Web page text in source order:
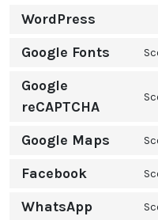
WordPress
Google Fonts
Google
reCAPTCHA
Google Maps
Facebook
WhatsApp